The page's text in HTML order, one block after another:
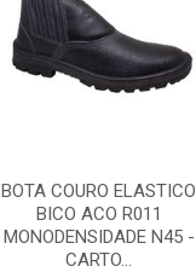
BOTA COURO ELASTICO
BICO ACO R011
MONODENSIDADE N45 -
CARTO...